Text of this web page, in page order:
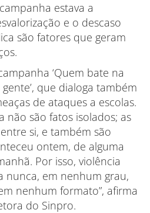
estava a
e o descaso
são fatores que geram
‘Quem bate na
que dialoga também
de ataques a escolas.
não são fatos isolados; as
si, e também são
ontem, de alguma
Por isso, violência
nunca, em nenhum grau,
nenhum formato”, afirma
do Sinpro.